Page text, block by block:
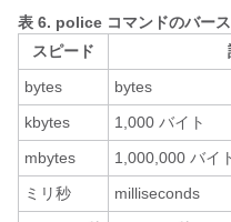
表 6. police コマンドのバー
スピード
bytes
bytes
kbytes
1,000 バイト
mbytes
1,000,000 バイ
ミリ秒
milliseconds